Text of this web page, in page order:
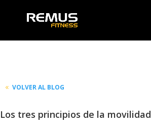
VOLVER AL BLOG
Los tres principios de la movilidad